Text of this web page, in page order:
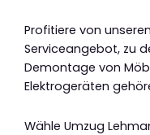
Profitiere von
Serviceangebot, zu
Demontage von
Elektrogeräten
Wähle Umzug